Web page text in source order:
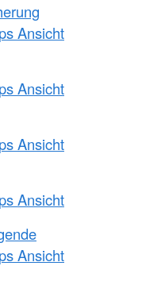
Ansicht
Ansicht
Ansicht
Ansicht
Ansicht